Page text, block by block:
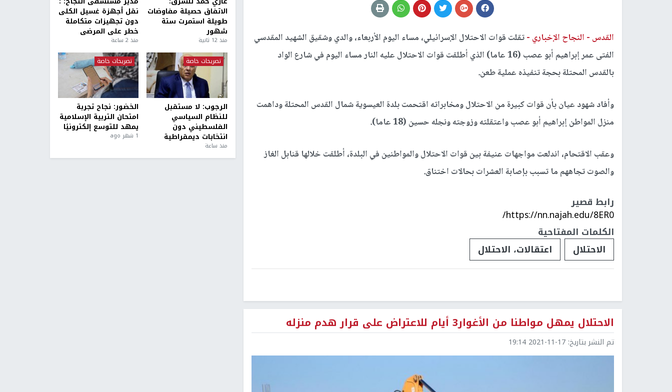
القدس - النجاح الإخباري -تقلت قوات الاحتلال الإسرائيلي، مساء اليوم الأربعاء، والدي وشقيق الشهيد المقدسي
الفتى عمر إبراهيم أبو عصب (16 عاما) الذي أطلقت قوات الاحتلال عليه النار مساء اليوم في شارع الواد
بالقدس المحتلة بحجة تنفيذه عملية طعن.
وأفاد شهود عيان بأن قوات كبيرة من الاحتلال ومخابراته اقتحمت بلدة العيسوية شمال القدس المحتلة وداهمت
منزل المواطن إبراهيم أبو عصب واعتقلته وزوجته ونجله حسين (18 عاما).
وعقب الاقتحام، اندلعت مواجهات عنيفة بين قوات الاحتلال والمواطنين في البلدة، أطلقت خلالها قنابل الغاز
والصوت تجاههم ما تسبب بإصابة العشرات بحالات اختناق.
رابط قصير
https://nn.najah.edu/8ER0/
الكلمات المفتاحية
الاحتلال
اعتقالات، الاحتلال
الاحتلال يمهل مواطنا من الأغوار3 أيام للاعتراض على قرار هدم منزله
تم النشر بتاريخ: 2021-11-17 19:14
الاتفاق حصيلة مفاوضات
طويلة استمرت ستة
شهور
منذ 12 ثانية
نقل أجهزة غسيل الكلى
دون تجهيزات متكاملة
خطر على المرضى
منذ 2 ساعة
تصريحات خاصة
الرجوب: لا مستقبل
للنظام السياسي
الفلسطيني دون
انتخابات ديمقراطية
منذ ساعة
تصريحات خاصة
الخضور: نجاح تجربة
امتحان التربية الإسلامية
يمهد للتوسع إلكترونيًا
1 شهر ago